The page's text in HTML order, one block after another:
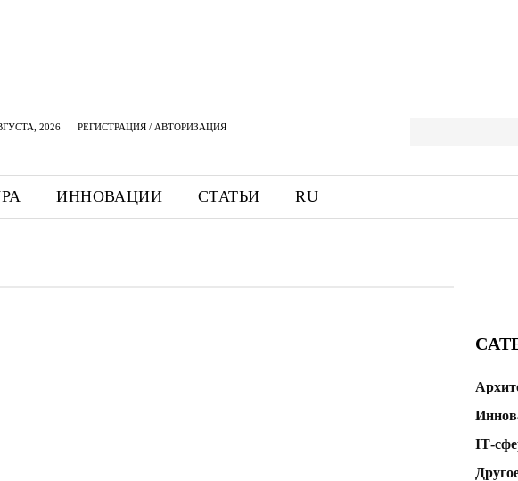
2026 РЕГИСТРАЦИЯ / АВТОРИЗАЦИЯ
ИННОВАЦИИ СТАТЬИ RU
ІТ-